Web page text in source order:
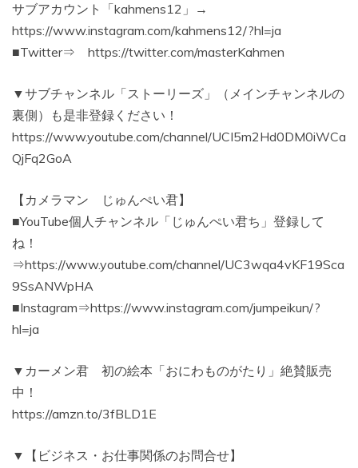
サブアカウント「kahmens12」→
https://www.instagram.com/kahmens12/?hl=ja
■Twitter⇒ https://twitter.com/masterKahmen
▼サブチャンネル「ストーリーズ」（メインチャンネルの
裏側）も是非登録ください！
https://www.youtube.com/channel/UCI5m2Hd0DM0iWCa
QjFq2GoA
【カメラマン じゅんぺい君】
■YouTube個人チャンネル「じゅんぺい君ち」登録して
ね！
⇒https://www.youtube.com/channel/UC3wqa4vKF19Sca
9SsANWpHA
■Instagram⇒https://www.instagram.com/jumpeikun/?
hl=ja
▼カーメン君 初の絵本「おにわものがたり」絶賛販売
中！
https://amzn.to/3fBLD1E
▼【ビジネス・お仕事関係のお問合せ】